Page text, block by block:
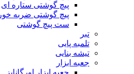
پیچ گوشتی ستاره‌ ای
پیچ گوشتی ضربه خور
ست پیچ گوشتی
تبر
تلمبه پایی
تیشه بنایی
جعبه ابزار
جعبه ابزار اورگانایز